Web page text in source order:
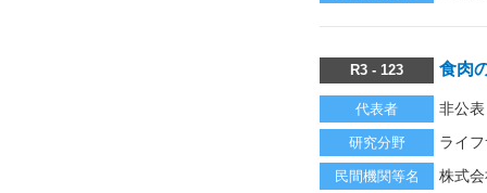
R3 - 123 食肉
代表者 非公
研究分野 ライ
民間機関等名 株式